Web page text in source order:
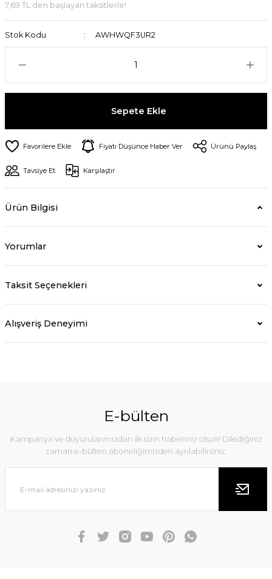
7,69 TL den başlayan taksitlerle!
Stok Kodu AWHWQF3UR2
Sepete Ekle
Fiyatı Düşünce Haber Ver Ürünü Paylaş
Tavsiye Et Karşılaştır
Ürün Bilgisi
Yorumlar
Taksit Seçenekleri
Alışveriş Deneyimi
E-bülten
Kampanya ve duyurularımızdan ilk sizin haberiniz olsun! Dilediğiniz
zaman e-bülten aboneliğimizden ayrılabilirsiniz.